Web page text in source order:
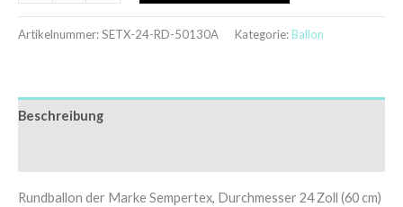
Artikelnummer:SETX-24-RD-50130A Kategorie: Ballon
Beschreibung
Rundballon der Marke Sempertex, Durchmesser 24 Zoll (60 cm)